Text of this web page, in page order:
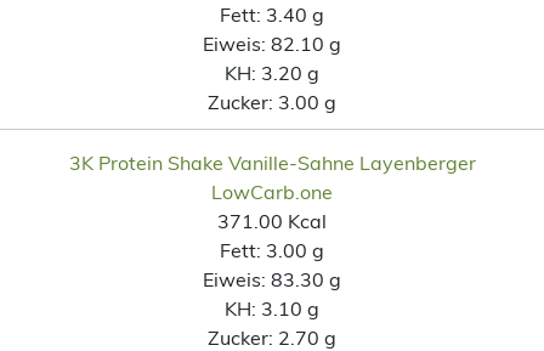
Fett: 3.40 g
Eiweis: 82.10 g
KH: 3.20 g
Zucker: 3.00 g
3K Protein Shake Vanille-Sahne Layenberger
LowCarb.one
371.00 Kcal
Fett: 3.00 g
Eiweis: 83.30 g
KH: 3.10 g
Zucker: 2.70 g